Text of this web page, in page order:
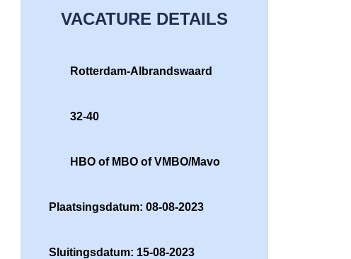
VACATURE DETAILS
Rotterdam-Albrandswaard
32-40
HBO of MBO of VMBO/Mavo
Plaatsingsdatum: 08-08-2023
Sluitingsdatum: 15-08-2023